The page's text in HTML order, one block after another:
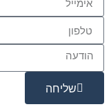
שליחה